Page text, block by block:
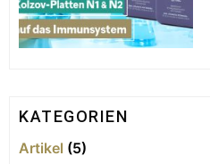
KATEGORIEN
Artikel (5)